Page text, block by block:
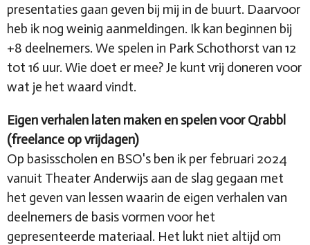
presentaties gaan geven bij mij in de buurt. Daarvoor
heb ik nog weinig aanmeldingen. Ik kan beginnen bij
+8 deelnemers. We spelen in Park Schothorst van 12
tot 16 uur. Wie doet er mee? Je kunt vrij doneren voor
wat je het waard vindt.
Eigen verhalen laten maken en spelen voor Qrabbl
(freelance op vrijdagen)
Op basisscholen en BSO's ben ik per februari 2024
vanuit Theater Anderwijs aan de slag gegaan met
het geven van lessen waarin de eigen verhalen van
deelnemers de basis vormen voor het
gepresenteerde materiaal. Het lukt niet altijd om